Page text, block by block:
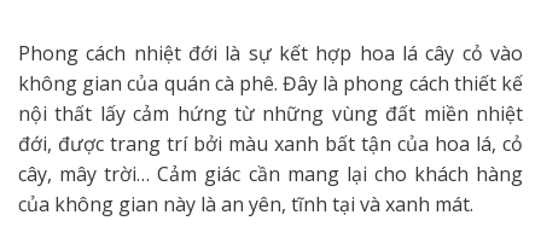
Phong cách nhiệt đới là sự kết hợp hoa lá cây cỏ vào
không gian của quán cà phê. Đây là phong cách thiết kế
nội thất lấy cảm hứng từ những vùng đất miền nhiệt
đới, được trang trí bởi màu xanh bất tận của hoa lá, cỏ
cây, mây trời… Cảm giác cần mang lại cho khách hàng
của không gian này là an yên, tĩnh tại và xanh mát.